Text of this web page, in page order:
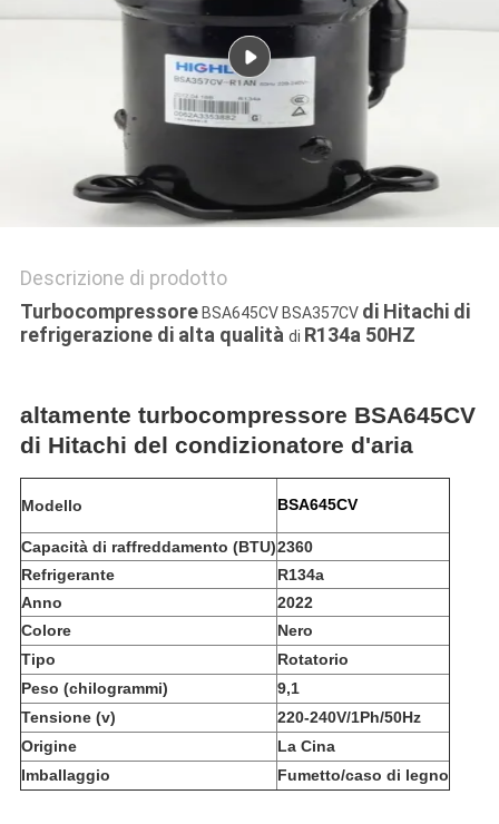
POLITICA
PRIVACY
Descrizione di prodotto
Turbocompressore BSA645CV BSA357CV di Hitachi di
refrigerazione di alta qualità di R134a 50HZ
altamente turbocompressore BSA645CV
di Hitachi del condizionatore d'aria
Modello BSA645CV
Capacità di raffreddamento (BTU)2360
Refrigerante
R134a
Anno
2022
Colore
Nero
Tipo
Rotatorio
Peso (chilogrammi)
9,1
Tensione (v)
220-240V/1Ph/50Hz
Origine
La Cina
Imballaggio
Fumetto/caso di legno